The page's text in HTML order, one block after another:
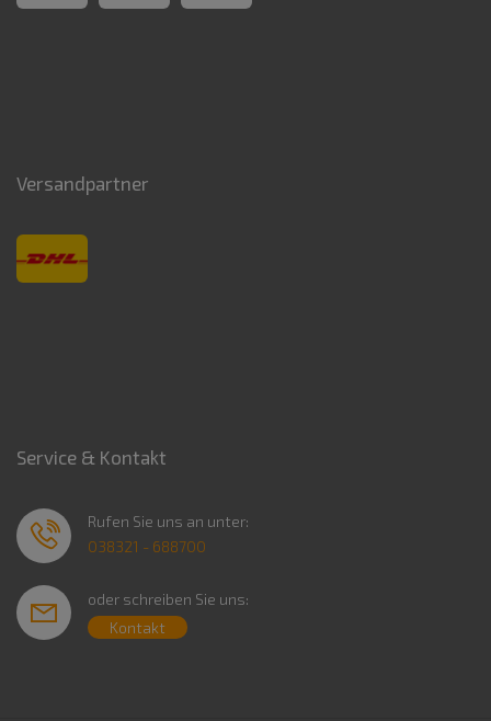
Versandpartner
Service & Kontakt
Rufen Sie uns an unter:
038321 - 688700
oder schreiben Sie uns:
Kontakt